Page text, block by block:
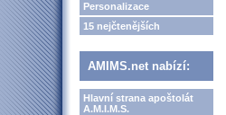
Personalizace
15 nejčtenějších
AMIMS.net nabízí:
Hlavní strana apoštolát
A.M.I.M.S.